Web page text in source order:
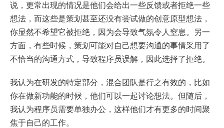
说，更常出现的情况是他们会给出一些反馈或者拒绝一些
想法，而这些是策划甚至还没有尝试做的创意原型想法，
你显然不希望它被拒绝，因为会导致气氛令人窒息。另一
方面，有些时候，策划可能对自己想要沟通的事情采用了
不恰当的沟通方式，导致程序员误解，因此选择了拒绝。
我认为在研发的特定部分，混合团队是行之有效的，比如
你在做新功能的时候，他们可以一起讨论想法。但随后，
我认为程序员需要单独办公，这样他们才有更多的时间聚
焦于自己的工作。